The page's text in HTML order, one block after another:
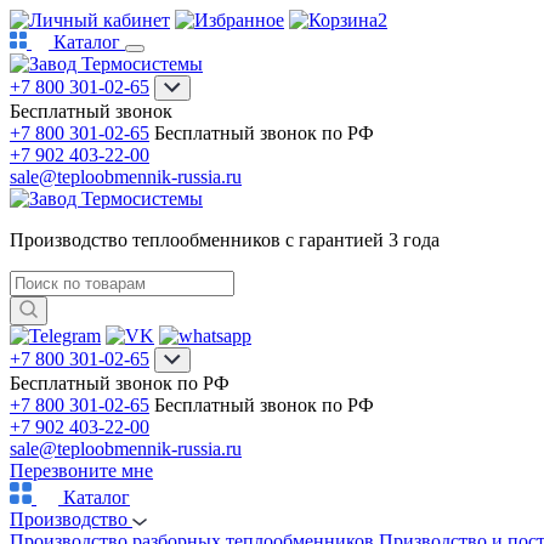
2
Каталог
+7 800 301-02-65
Бесплатный звонок
+7 800 301-02-65 Бесплатный звонок по РФ
+7 902 403-22-00
sale@teploobmennik-russia.ru
Производство теплообменников с гарантией 3 года
+7 800 301-02-65
Бесплатный звонок по РФ
+7 800 301-02-65 Бесплатный звонок по РФ
+7 902 403-22-00
sale@teploobmennik-russia.ru
Перезвоните мне
Каталог
Производство